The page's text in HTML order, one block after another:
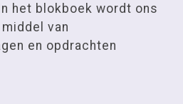
het blokboek wordt ons
van
en opdrachten